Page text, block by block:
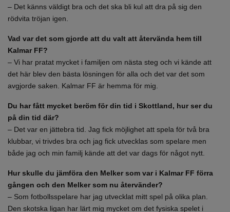
– Det känns väldigt bra och det ska bli kul att dra på sig den
rödvita tröjan igen.
Vad var det som gjorde att du valt att återvända hem till
Kalmar FF?
– Vi har pratat mycket i familjen om nästa steg och vi kände att
det här blev den bästa lösningen för alla och det var det som
avgjorde saken. Kalmar FF är hemma för mig.
Du har fått mycket beröm för din tid i Skottland, hur ser du
på din tid där?
– Det var en jättebra tid. Jag fick möjlighet att spela för två bra
klubbar, vi trivdes bra och jag fick utvecklas som spelare men
både jag och min familj kände att det var dags för något nytt.
Hur skulle du jämföra den Melker som var i Kalmar FF förra
gången och den Melker som nu återvänder?
– Som fotbollsspelare har jag utvecklat mitt spel på olika plan.
Den skotska ligan har lärt mig mycket om det fysiska spelet i